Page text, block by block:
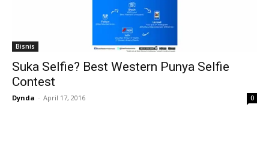
Bisnis
Suka Selfie? Best Western Punya Selfie
Contest
Dynda - April 17, 2016 0